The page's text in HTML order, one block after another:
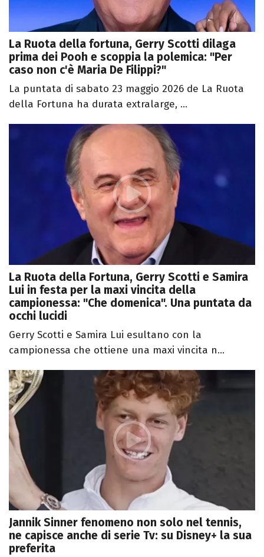
La Ruota della fortuna, Gerry Scotti dilaga
prima dei Pooh e scoppia la polemica: "Per
caso non c'è Maria De Filippi?"
La puntata di sabato 23 maggio 2026 de La Ruota
della Fortuna ha durata extralarge, ...
La Ruota della Fortuna, Gerry Scotti e Samira
Lui in festa per la maxi vincita della
campionessa: "Che domenica". Una puntata da
occhi lucidi
Gerry Scotti e Samira Lui esultano con la
campionessa che ottiene una maxi vincita n...
Jannik Sinner fenomeno non solo nel tennis,
ne capisce anche di serie Tv: su Disney+ la sua
preferita